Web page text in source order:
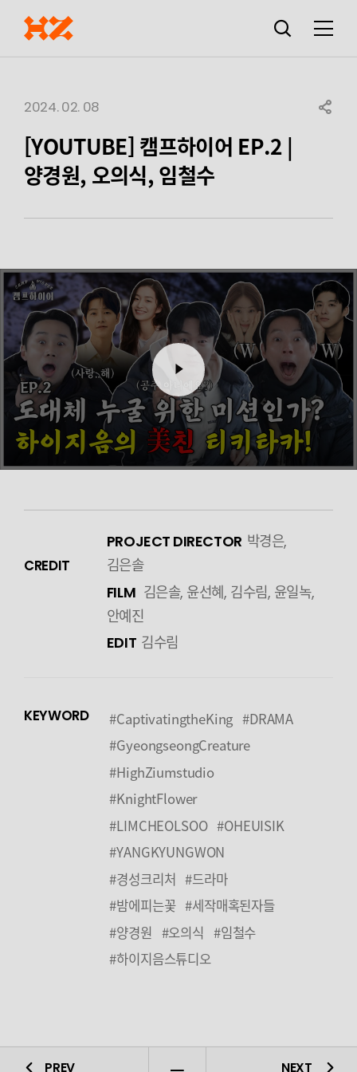
검색창
열기
메뉴
2024. 02. 08 SHARE
[YOUTUBE] 캠프하이어 EP.2 |
양경원, 오의식, 임철수
CREDIT
PROJECT DIRECTOR 박경은,
김은솔
FILM 김은솔, 윤선혜, 김수림, 윤일녹,
안예진
EDIT 김수림
KEYWORD #CaptivatingtheKing #DRAMA
#GyeongseongCreature
#HighZiumstudio
#KnightFlower
#LIMCHEOLSOO #OHEUISIK
#YANGKYUNGWON
#경성크리처 #드라마
#밤에피는꽃 #세작매혹된자들
#양경원 #오의식 #임철수
#하이지음스튜디오
PREV NEXT